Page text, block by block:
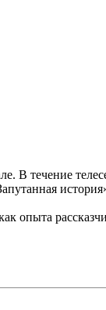
течение
опыта